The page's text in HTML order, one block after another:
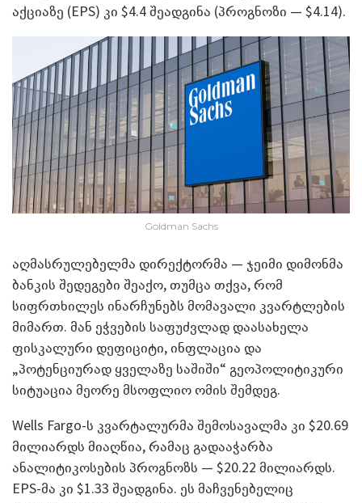
აქციაზე (EPS) კი $4.4 შეადგინა (პროგნოზი — $4.14).
Goldman Sachs
აღმასრულებელმა დირექტორმა — ჯეიმი დიმონმა
ბანკის შედეგები შეაქო, თუმცა თქვა, რომ
სიფრთხილეს ინარჩუნებს მომავალი კვარტლების
მიმართ. მან ეჭვების საფუძვლად დაასახელა
ფისკალური დეფიციტი, ინფლაცია და
„პოტენციურად ყველაზე საშიში“ გეოპოლიტიკური
სიტუაცია მეორე მსოფლიო ომის შემდეგ.
Wells Fargo-ს კვარტალურმა შემოსავალმა კი $20.69
მილიარდს მიაღწია, რამაც გადააჭარბა
ანალიტიკოსების პროგნოზს — $20.22 მილიარდს.
EPS-მა კი $1.33 შეადგინა. ეს მაჩვენებელიც